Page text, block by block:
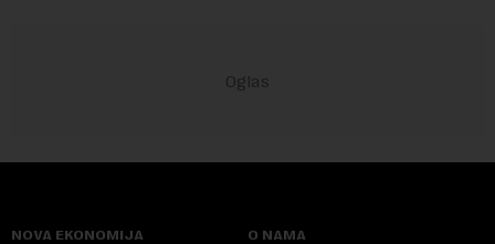
NOVA EKONOMIJA O NAMA